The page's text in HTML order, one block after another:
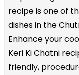
recipe is one of
dishes in the
Enhance your
Keri Ki Chatni
friendly,